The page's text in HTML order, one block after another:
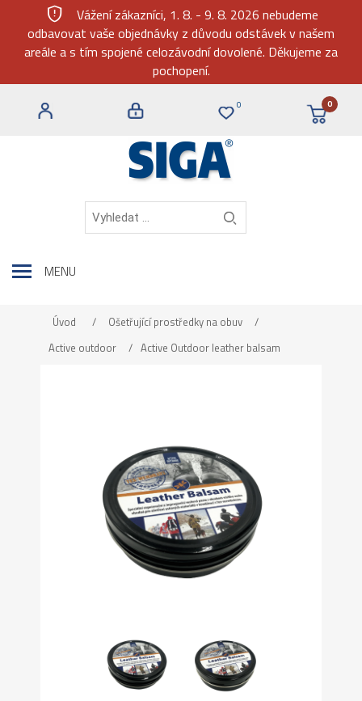
gpp_maybe
Vážení zákazníci, 1. 8. - 9. 8. 2026 nebudeme
odbavovat vaše objednávky z důvodu odstávek v našem
areále a s tím spojené celozávodní dovolené. Děkujeme za
pochopení.
0 0
MENU
Úvod / Ošetřující prostředky na obuv
/
Active outdoor
/ Active Outdoor leather balsam